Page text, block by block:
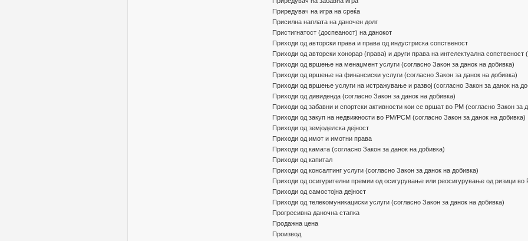
Приредувач на игра на среќа
Присилна наплата на даночен долг
Пристигнатост (доспеаност) на данокот
Приходи од авторски права и права од индустриска сопственост
Приходи од авторски хонорар (права) и други права на интелектуална сопственост
Приходи од вршење на менаџмент услуги (согласно Закон за данок на добивка)
Приходи од вршење на финансиски услуги (согласно Закон за данок на добивка)
Приходи од вршење услуги на истражување и развој (согласно Закон за данок на
Приходи од дивиденда (согласно Закон за данок на добивка)
Приходи од забавни и спортски активности кои се вршат во РМ (согласно Закон за
Приходи од закуп на недвижности во РМ/РСМ (согласно Закон за данок на добивка)
Приходи од земјоделска дејност
Приходи од имот и имотни права
Приходи од камата (согласно Закон за данок на добивка)
Приходи од капитал
Приходи од консалтинг услуги (согласно Закон за данок на добивка)
Приходи од осигурителни премии од осигурување или реосигурување од ризици во
Приходи од самостојна дејност
Приходи од телекомуникациски услуги (согласно Закон за данок на добивка)
Прогресивна даночна стапка
Продажна цена
Производ